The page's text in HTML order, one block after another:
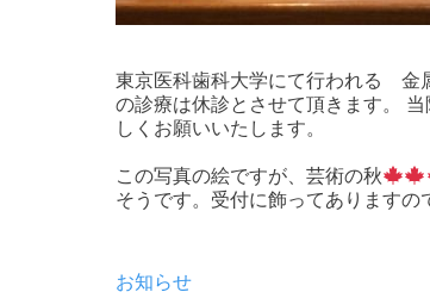
東京医科歯科大学にて行われる 金
の診療は休診とさせて頂きます。
しくお願いいたします。
この写真の絵ですが、芸術の秋
そうです。受付に飾ってありますの
お知らせ